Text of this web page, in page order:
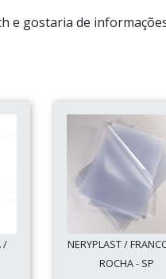
e gostaria de
/
NERYPLAST /
ROCHA - SP